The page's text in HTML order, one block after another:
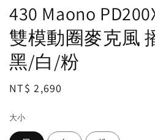
430 Maono
雙模動圈麥克風
黑/白/粉
Regular
NT$ 2,690
大小